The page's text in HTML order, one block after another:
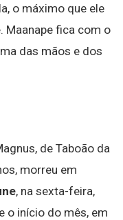
o máximo que ele
Maanape fica com o
das mãos e dos
de Taboão da
morreu em
, na sexta-feira,
o início do mês, em